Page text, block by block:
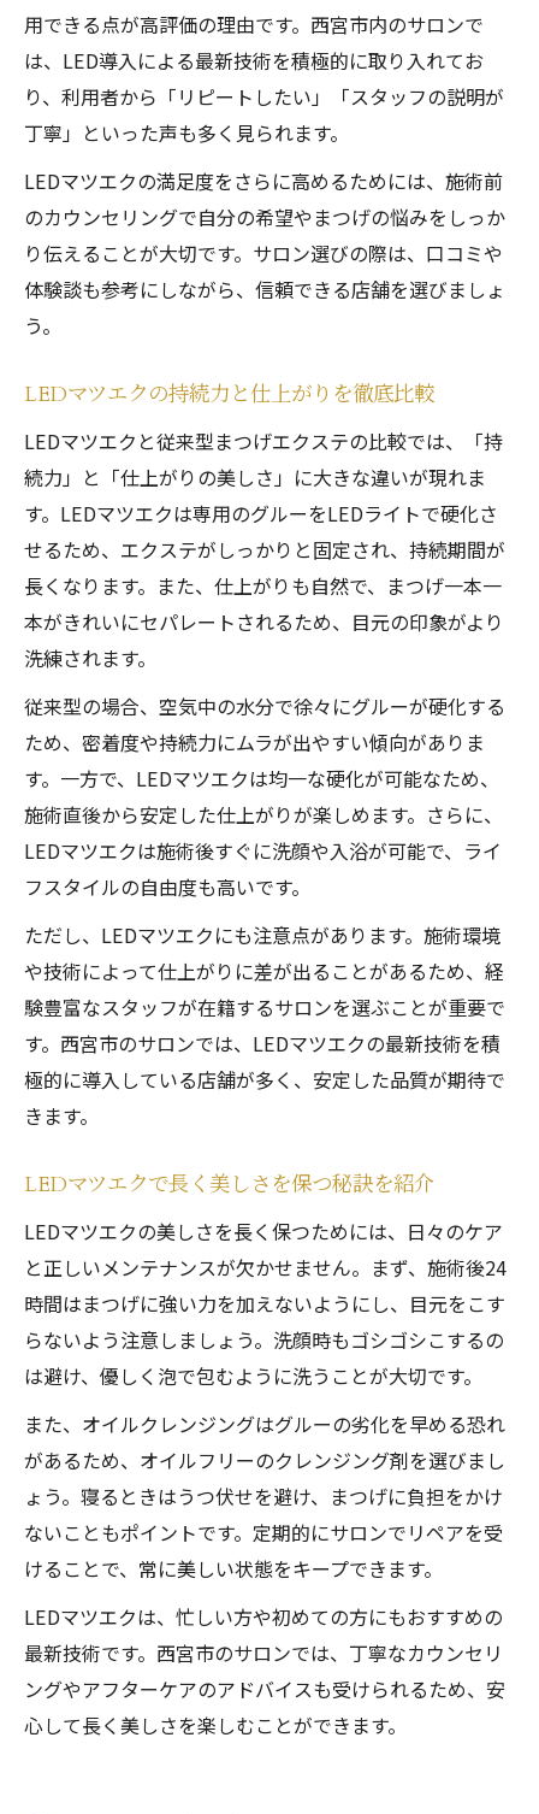
用できる点が高評価の理由です。西宮市内のサロンで
は、LED導入による最新技術を積極的に取り入れてお
り、利用者から「リピートしたい」「スタッフの説明が
丁寧」といった声も多く見られます。
LEDマツエクの満足度をさらに高めるためには、施術前
のカウンセリングで自分の希望やまつげの悩みをしっか
り伝えることが大切です。サロン選びの際は、口コミや
体験談も参考にしながら、信頼できる店舗を選びましょ
う。
LEDマツエクの持続力と仕上がりを徹底比較
LEDマツエクと従来型まつげエクステの比較では、「持
続力」と「仕上がりの美しさ」に大きな違いが現れま
す。LEDマツエクは専用のグルーをLEDライトで硬化さ
せるため、エクステがしっかりと固定され、持続期間が
長くなります。また、仕上がりも自然で、まつげ一本一
本がきれいにセパレートされるため、目元の印象がより
洗練されます。
従来型の場合、空気中の水分で徐々にグルーが硬化する
ため、密着度や持続力にムラが出やすい傾向がありま
す。一方で、LEDマツエクは均一な硬化が可能なため、
施術直後から安定した仕上がりが楽しめます。さらに、
LEDマツエクは施術後すぐに洗顔や入浴が可能で、ライ
フスタイルの自由度も高いです。
ただし、LEDマツエクにも注意点があります。施術環境
や技術によって仕上がりに差が出ることがあるため、経
験豊富なスタッフが在籍するサロンを選ぶことが重要で
す。西宮市のサロンでは、LEDマツエクの最新技術を積
極的に導入している店舗が多く、安定した品質が期待で
きます。
LEDマツエクで長く美しさを保つ秘訣を紹介
LEDマツエクの美しさを長く保つためには、日々のケア
と正しいメンテナンスが欠かせません。まず、施術後24
時間はまつげに強い力を加えないようにし、目元をこす
らないよう注意しましょう。洗顔時もゴシゴシこするの
は避け、優しく泡で包むように洗うことが大切です。
また、オイルクレンジングはグルーの劣化を早める恐れ
があるため、オイルフリーのクレンジング剤を選びまし
ょう。寝るときはうつ伏せを避け、まつげに負担をかけ
ないこともポイントです。定期的にサロンでリペアを受
けることで、常に美しい状態をキープできます。
LEDマツエクは、忙しい方や初めての方にもおすすめの
最新技術です。西宮市のサロンでは、丁寧なカウンセリ
ングやアフターケアのアドバイスも受けられるため、安
心して長く美しさを楽しむことができます。